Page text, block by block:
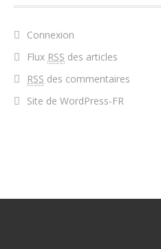
Connexion
Flux RSS des articles
RSS des commentaires
Site de WordPress-FR